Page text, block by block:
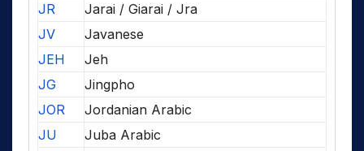
JR
Jarai / Giarai / Jra
JV
Javanese
JEH
Jeh
JG
Jingpho
JOR
Jordanian Arabic
JU
Juba Arabic